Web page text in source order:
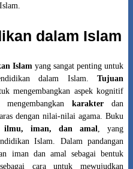
dalam Islam
Islam yang sangat penting untuk
dalam Islam. Tujuan
mengembangkan aspek kognitif
mengembangkankarakter dan
dengan nilai-nilai agama. Buku
ilmu, iman, dan amal
, yang
Islam. Dalam pandangan
iman dan amal sebagai bentuk
cara untuk mewujudkan